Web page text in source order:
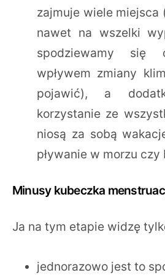
zajmuje wiele miejsca
nawet na wszelki
spodziewamy się
wpływem zmiany
pojawić), a
korzystanie ze
niosą za sobą
pływanie w morzu czy
Minusy kubeczka
Ja na tym etapie widzę
jednorazowo jest to